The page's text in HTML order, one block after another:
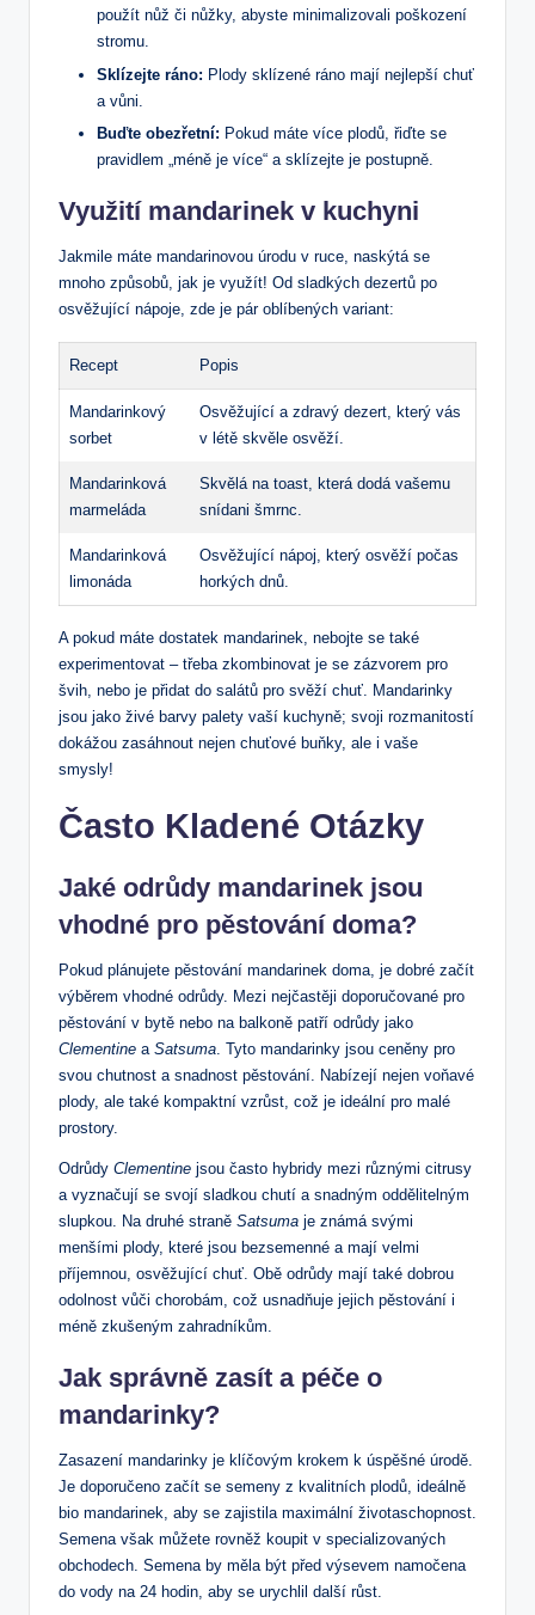
použít nůž či nůžky, abyste minimalizovali poškození
stromu.
Sklízejte ráno: Plody sklízené ráno mají nejlepší chuť
a vůni.
Buďte obezřetní: Pokud máte více plodů, řiďte se
pravidlem „méně je více“ a sklízejte je postupně.
Využití mandarinek v kuchyni
Jakmile máte mandarinovou úrodu v ruce, naskýtá se
mnoho způsobů, jak je využít! Od sladkých dezertů po
osvěžující nápoje, zde je pár oblíbených variant:
Recept Popis
Mandarinkový
sorbet
Osvěžující a zdravý dezert, který vás
v létě skvěle osvěží.
Mandarinková
marmeláda
Skvělá na toast, která dodá vašemu
snídani šmrnc.
Mandarinková
limonáda
Osvěžující nápoj, který osvěží počas
horkých dnů.
A pokud máte dostatek mandarinek, nebojte se také
experimentovat – třeba zkombinovat je se zázvorem pro
švih, nebo je přidat do salátů pro svěží chuť. Mandarinky
jsou jako živé barvy palety vaší kuchyně; svoji rozmanitostí
dokážou zasáhnout nejen chuťové buňky, ale i vaše
smysly!
Často Kladené Otázky
Jaké odrůdy mandarinek jsou
vhodné pro pěstování doma?
Pokud plánujete pěstování mandarinek doma, je dobré začít
výběrem vhodné odrůdy. Mezi nejčastěji doporučované pro
pěstování v bytě nebo na balkoně patří odrůdy jako
Clementine a Satsuma . Tyto mandarinky jsou ceněny pro
svou chutnost a snadnost pěstování. Nabízejí nejen voňavé
plody, ale také kompaktní vzrůst, což je ideální pro malé
prostory.
Odrůdy Clementine jsou často hybridy mezi různými citrusy
a vyznačují se svojí sladkou chutí a snadným oddělitelným
slupkou. Na druhé straně Satsuma je známá svými
menšími plody, které jsou bezsemenné a mají velmi
příjemnou, osvěžující chuť. Obě odrůdy mají také dobrou
odolnost vůči chorobám, což usnadňuje jejich pěstování i
méně zkušeným zahradníkům.
Jak správně zasít a péče o
mandarinky?
Zasazení mandarinky je klíčovým krokem k úspěšné úrodě.
Je doporučeno začít se semeny z kvalitních plodů, ideálně
bio mandarinek, aby se zajistila maximální životaschopnost.
Semena však můžete rovněž koupit v specializovaných
obchodech. Semena by měla být před výsevem namočena
do vody na 24 hodin, aby se urychlil další růst.